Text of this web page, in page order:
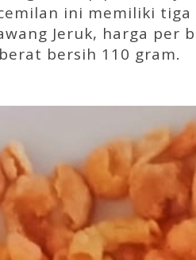
ini memiliki tiga
Jeruk, harga per
bersih 110 gram.